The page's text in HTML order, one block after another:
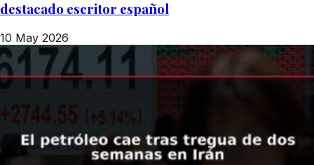
destacado escritor español
10 May 2026